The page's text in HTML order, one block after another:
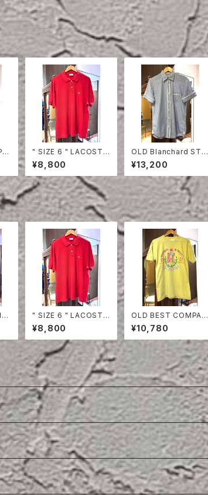
" SIZE 6 " LACOSTE
POLO SHIRT RED
¥8,800
OLD Blanchard STRI
PE COTTON HALF S
LEEVE SHIRT
¥13,200
" SIZE 6 " LACOSTE
POLO SHIRT RED
¥8,800
OLD BEST COMPAN
Y T- SHIRT
¥10,780